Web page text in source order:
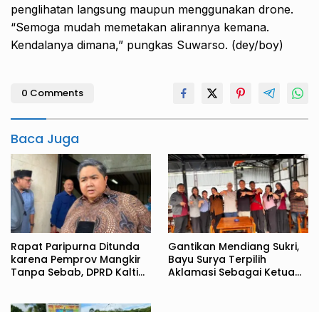
penglihatan langsung maupun menggunakan drone.
“Semoga mudah memetakan alirannya kemana.
Kendalanya dimana,” pungkas Suwarso. (dey/boy)
0 Comments
Baca Juga
Rapat Paripurna Ditunda
karena Pemprov Mangkir
Tanpa Sebab, DPRD Kaltim
Gantikan Mendiang Sukri,
Bayu Surya Terpilih
Aklamasi Sebagai Ketua